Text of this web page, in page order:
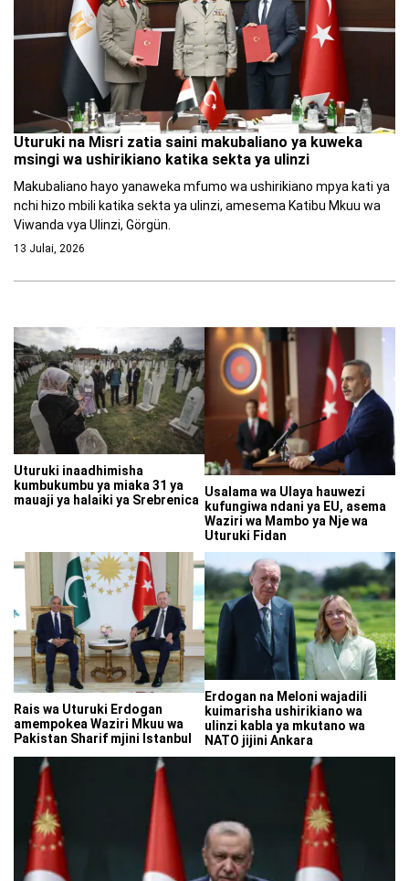
Uturuki na Misri zatia saini makubaliano ya kuweka
msingi wa ushirikiano katika sekta ya ulinzi
Makubaliano hayo yanaweka mfumo wa ushirikiano mpya kati ya
nchi hizo mbili katika sekta ya ulinzi, amesema Katibu Mkuu wa
Viwanda vya Ulinzi, Görgün.
13 Julai, 2026
Uturuki inaadhimisha
kumbukumbu ya miaka 31 ya
mauaji ya halaiki ya Srebrenica
Usalama wa Ulaya hauwezi
kufungiwa ndani ya EU, asema
Waziri wa Mambo ya Nje wa
Uturuki Fidan
Rais wa Uturuki Erdogan
amempokea Waziri Mkuu wa
Pakistan Sharif mjini Istanbul
Erdogan na Meloni wajadili
kuimarisha ushirikiano wa
ulinzi kabla ya mkutano wa
NATO jijini Ankara